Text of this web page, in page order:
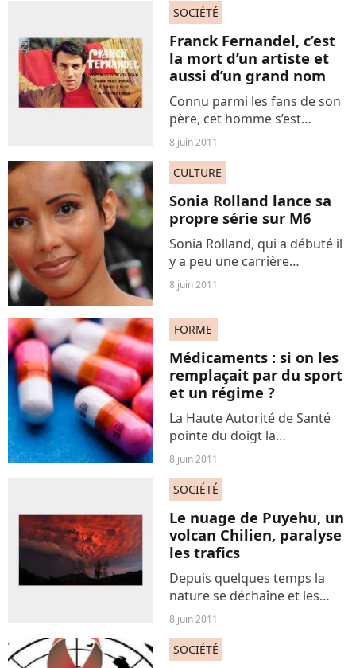
à courir sur cette distance en
moins de dix secondes.
Renaud Lavillenie,...
SOCIÉTÉ
Franck Fernandel, c’est
la mort d’un artiste et
aussi d’un grand nom
Connu parmi les fans de son
père, cet homme s’est
difficilement fait une place
après la belle carrière de son
papa le grand Fernandel,
dont il était le fils cadet.
8 juin 2011
CULTURE
Sonia Rolland lance sa
propre série sur M6
Sonia Rolland, qui a débuté il
y a peu une carrière
prometteuse en tant
qu’actrice, était présente au
Festival de Télévision de
Monte-Carlo pour
promouvoir la série « Les
Invincibles...
8 juin 2011
FORME
Médicaments : si on les
remplaçait par du sport
et un régime ?
La Haute Autorité de Santé
pointe du doigt la
surconsommation de
médicaments, et conseille
aux médecins de prescrire
moins de médicaments et
plus de thérapies non-
médicamenteuses,...
8 juin 2011
SOCIÉTÉ
Le nuage de Puyehu, un
volcan Chilien, paralyse
les trafics
Depuis quelques temps la
nature se déchaîne et les
volcans aussi, faisant de gros
nuages de poussière qui
parfois gênent le trafic aérien
8 juin 2011
SOCIÉTÉ